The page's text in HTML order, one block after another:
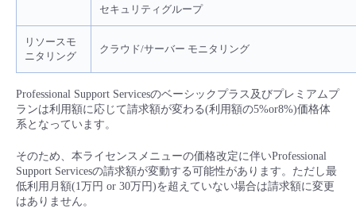
セキュリティグループ
リソースモ
ニタリング
クラウド/サーバー モニタリング
Professional Support Servicesのベーシックプラス及びプレミアムプ
ランは利用額に応じて請求額が変わる(利用額の5%or8%)価格体
系となっています。​
そのため、本ライセンスメニューの価格改定に伴いProfessional
Support Servicesの請求額が変動する可能性があります。ただし最
低利用月額(1万円 or 30万円)を超えていない場合は請求額に変更
はありません。​